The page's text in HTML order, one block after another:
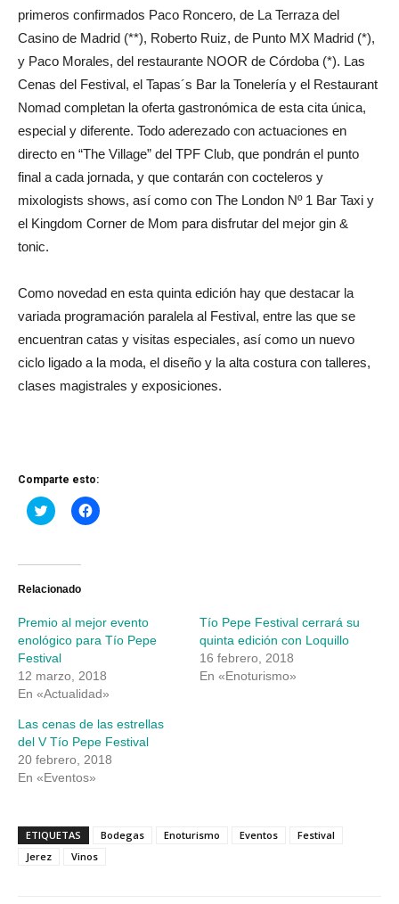
primeros confirmados Paco Roncero, de La Terraza del
Casino de Madrid (**), Roberto Ruiz, de Punto MX Madrid (*),
y Paco Morales, del restaurante NOOR de Córdoba (*). Las
Cenas del Festival, el Tapas´s Bar la Tonelería y el Restaurant
Nomad completan la oferta gastronómica de esta cita única,
especial y diferente. Todo aderezado con actuaciones en
directo en “The Village” del TPF Club, que pondrán el punto
final a cada jornada, y que contarán con cocteleros y
mixologists shows, así como con The London Nº 1 Bar Taxi y
el Kingdom Corner de Mom para disfrutar del mejor gin &
tonic.
Como novedad en esta quinta edición hay que destacar la
variada programación paralela al Festival, entre las que se
encuentran catas y visitas especiales, así como un nuevo
ciclo ligado a la moda, el diseño y la alta costura con talleres,
clases magistrales y exposiciones.
Comparte esto:
Haz
clic
Twitter
abre
ventana
nueva)
Haz
clic
ventana
nueva)
Relacionado
Premio al mejor evento
enológico para Tío Pepe
Festival
12 marzo, 2018
En «Actualidad»
Tío Pepe Festival cerrará su
quinta edición con Loquillo
16 febrero, 2018
En «Enoturismo»
Las cenas de las estrellas
del V Tío Pepe Festival
20 febrero, 2018
En «Eventos»
ETIQUETAS Bodegas Enoturismo Eventos
Festival
Jerez
Vinos